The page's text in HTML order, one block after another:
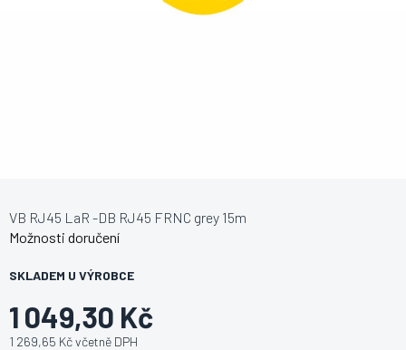
1 049,30 Kč
1 269,65 Kč včetně DPH
SKLADEM U VÝROBCE
Možnosti doručení
VB RJ45 LaR -DB RJ45 FRNC grey 15m